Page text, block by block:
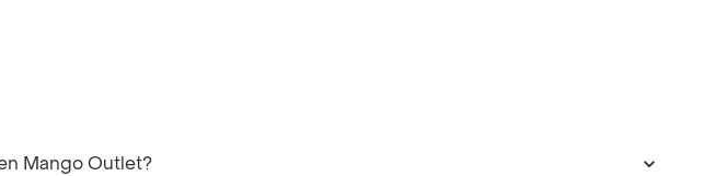
Mango Outlet?